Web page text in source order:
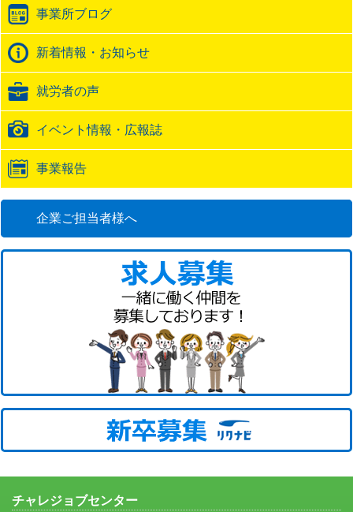
ッ
ク
バ
ッ
ク
URL
事業所ブログ
新着情報・お知らせ
就労者の声
イベント情報・広報誌
事業報告
企業ご担当者様へ
チャレジョブセンター